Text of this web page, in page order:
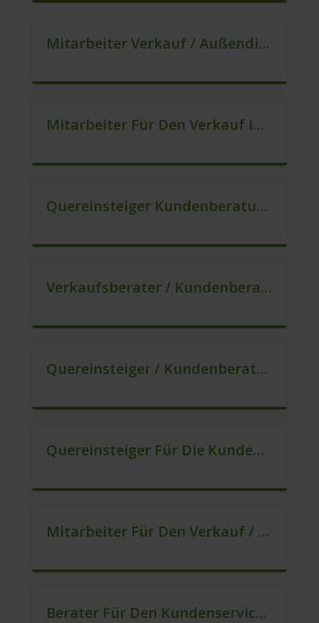
Mitarbeiter Verkauf / Außendienst (m/w/d)
Mitarbeiter Für Den Verkauf In VZ/TZ (m/w/d)
Quereinsteiger Kundenberatung (Außendienst) (m/w/d)
Verkaufsberater / Kundenberater, Auch Ohne Ausbildung Möglich (m/w/d)
Quereinsteiger / Kundenberatung (B2C) (m/w/d)
Quereinsteiger Für Die Kundenberatung (m/w/d)
Mitarbeiter Für Den Verkauf / Quereinsteiger (m/w/d)
Berater Für Den Kundenservice (m/w/d)